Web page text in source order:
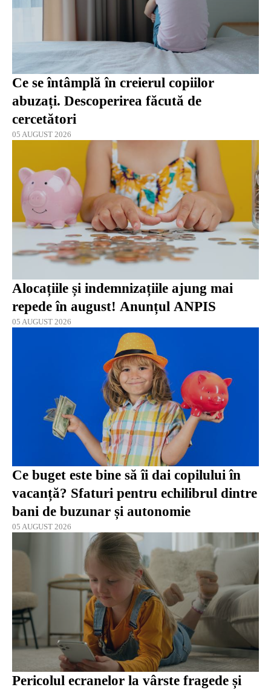
Ce se întâmplă în creierul copiilor
abuzați. Descoperirea făcută de
cercetători
05 AUGUST 2026
Alocațiile și indemnizațiile ajung mai
repede în august! Anunțul ANPIS
05 AUGUST 2026
Ce buget este bine să îi dai copilului în
vacanță? Sfaturi pentru echilibrul dintre
bani de buzunar și autonomie
05 AUGUST 2026
Pericolul ecranelor la vârste fragede și